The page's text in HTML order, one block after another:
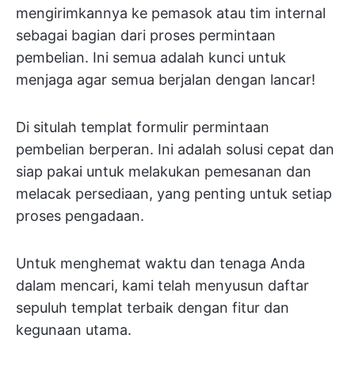
mengirimkannya ke pemasok atau tim internal
sebagai bagian dari proses permintaan
pembelian. Ini semua adalah kunci untuk
menjaga agar semua berjalan dengan lancar!
Di situlah templat formulir permintaan
pembelian berperan. Ini adalah solusi cepat dan
siap pakai untuk melakukan pemesanan dan
melacak persediaan, yang penting untuk setiap
proses pengadaan.
Untuk menghemat waktu dan tenaga Anda
dalam mencari, kami telah menyusun daftar
sepuluh templat terbaik dengan fitur dan
kegunaan utama.